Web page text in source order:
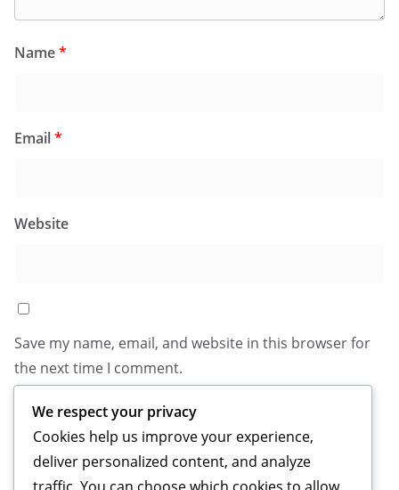
Name*
Email*
Website
Save my name, email, and website in this browser for
the next time I comment.
We respect your privacy
Cookies help us improve your experience,
deliver personalized content, and analyze